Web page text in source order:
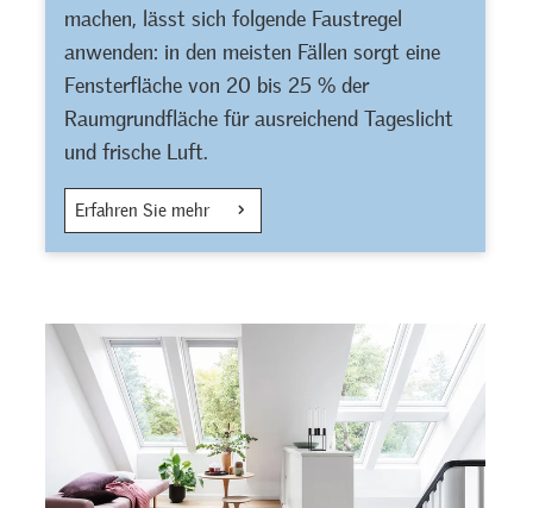
machen, lässt sich folgende Faustregel
anwenden: in den meisten Fällen sorgt eine
Fensterfläche von 20 bis 25 % der
Raumgrundfläche für ausreichend Tageslicht
und frische Luft.
Erfahren Sie mehr